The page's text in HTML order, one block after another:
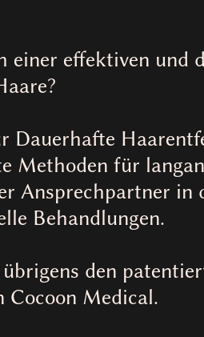
einer effektiven und
Dauerhafte
Methoden für
Ansprechpartner in
Behandlungen.
den
Cocoon Medical.